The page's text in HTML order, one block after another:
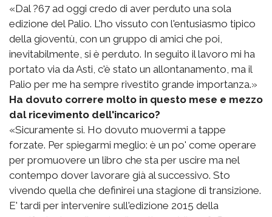
«Dal ?67 ad oggi credo di aver perduto una sola
edizione del Palio. L'ho vissuto con l'entusiasmo tipico
della gioventù, con un gruppo di amici che poi,
inevitabilmente, si è perduto. In seguito il lavoro mi ha
portato via da Asti, c'è stato un allontanamento, ma il
Palio per me ha sempre rivestito grande importanza.»
Ha dovuto correre molto in questo mese e mezzo
dal ricevimento dell'incarico?
«Sicuramente si. Ho dovuto muovermi a tappe
forzate. Per spiegarmi meglio: è un po' come operare
per promuovere un libro che sta per uscire ma nel
contempo dover lavorare già al successivo. Sto
vivendo quella che definirei una stagione di transizione.
E' tardi per intervenire sull'edizione 2015 della